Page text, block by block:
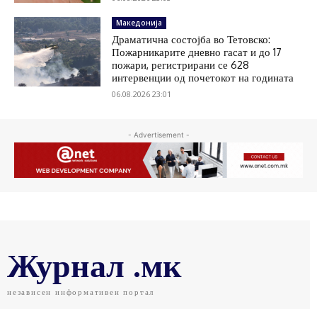
Македонија
Драматична состојба во Тетовско:
Пожарникарите дневно гасат и до 17
пожари, регистрирани се 628
интервенции од почетокот на годината
06.08.2026 23:01
- Advertisement -
Журнал .мк
независен информативен портал